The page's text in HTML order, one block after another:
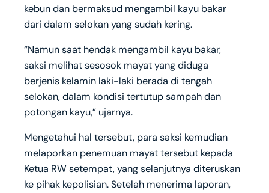
kebun dan bermaksud mengambil kayu bakar
dari dalam selokan yang sudah kering.
“Namun saat hendak mengambil kayu bakar,
saksi melihat sesosok mayat yang diduga
berjenis kelamin laki-laki berada di tengah
selokan, dalam kondisi tertutup sampah dan
potongan kayu,” ujarnya.
Mengetahui hal tersebut, para saksi kemudian
melaporkan penemuan mayat tersebut kepada
Ketua RW setempat, yang selanjutnya diteruskan
ke pihak kepolisian. Setelah menerima laporan,